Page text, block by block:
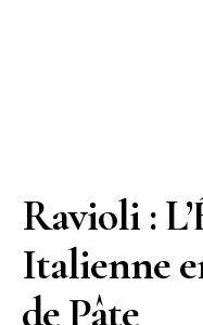
Ravioli :
Italienne
de Pâte